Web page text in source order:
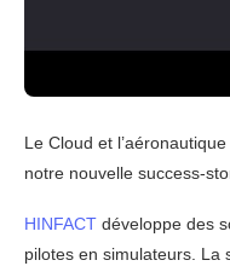
Le Cloud et
notre nouvelle success-
HINFACT développe des
pilotes en simulateurs. La